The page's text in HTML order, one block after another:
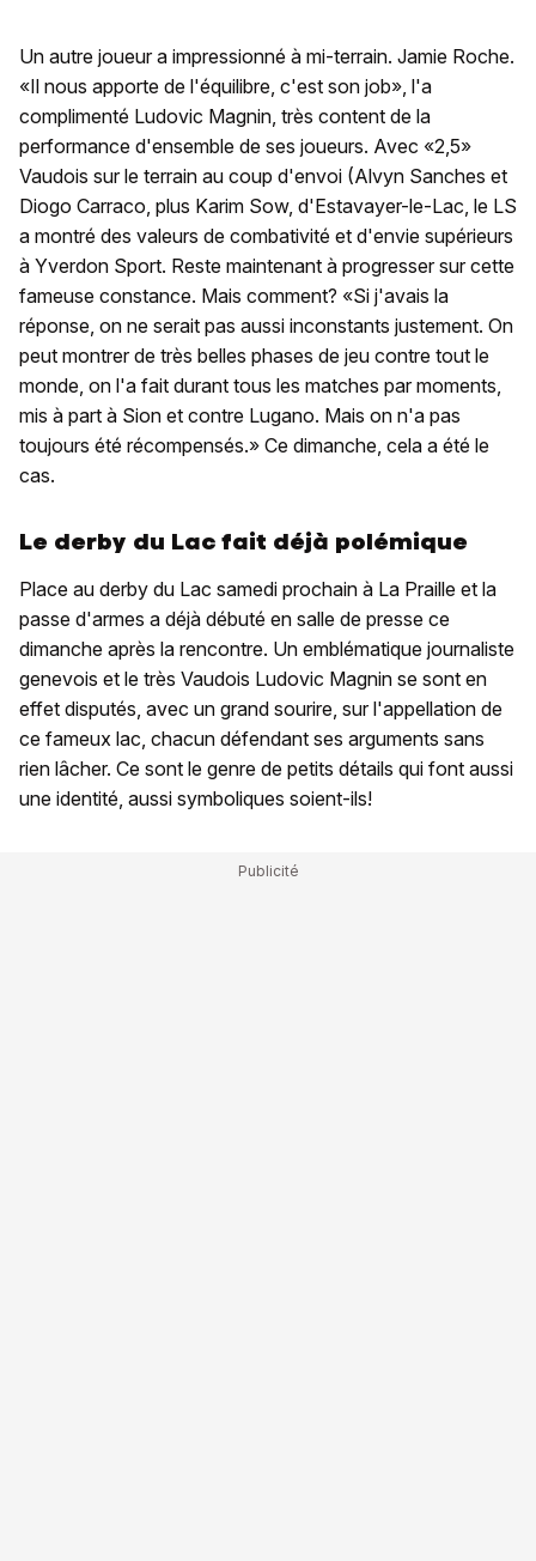
Un autre joueur a impressionné à mi-terrain. Jamie Roche.
«Il nous apporte de l'équilibre, c'est son job», l'a
complimenté Ludovic Magnin, très content de la
performance d'ensemble de ses joueurs. Avec «2,5»
Vaudois sur le terrain au coup d'envoi (Alvyn Sanches et
Diogo Carraco, plus Karim Sow, d'Estavayer-le-Lac, le LS
a montré des valeurs de combativité et d'envie supérieurs
à Yverdon Sport. Reste maintenant à progresser sur cette
fameuse constance. Mais comment? «Si j'avais la
réponse, on ne serait pas aussi inconstants justement. On
peut montrer de très belles phases de jeu contre tout le
monde, on l'a fait durant tous les matches par moments,
mis à part à Sion et contre Lugano. Mais on n'a pas
toujours été récompensés.» Ce dimanche, cela a été le
cas.
Le derby du Lac fait déjà polémique
Place au derby du Lac samedi prochain à La Praille et la
passe d'armes a déjà débuté en salle de presse ce
dimanche après la rencontre. Un emblématique journaliste
genevois et le très Vaudois Ludovic Magnin se sont en
effet disputés, avec un grand sourire, sur l'appellation de
ce fameux lac, chacun défendant ses arguments sans
rien lâcher. Ce sont le genre de petits détails qui font aussi
une identité, aussi symboliques soient-ils!